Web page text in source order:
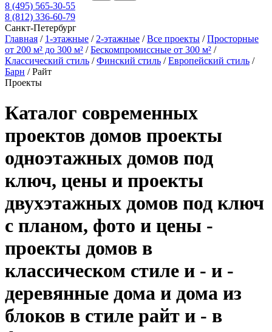
8 (495) 565-30-55
8 (812) 336-60-79
Санкт-Петербург
Главная / 1-этажные / 2-этажные /Все проекты /Просторные
от 200 м² до 300 м² /Бескомпромиссные от 300 м² /
Классический стиль /Финский стиль /Европейский стиль /
Барн /Райт
Проекты
Каталог современных
проектов домов проекты
одноэтажных домов под
ключ, цены и проекты
двухэтажных домов под ключ
с планом, фото и цены -
проекты домов в
классическом стиле и - и -
деревянные дома и дома из
блоков в стиле райт и - в